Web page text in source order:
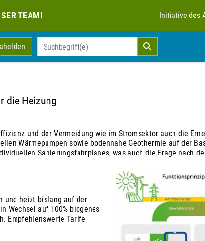
TEAM! Initiative des
die Heizung
und der Vermeidung wie im Stromsektor auch die
Wärmepumpen sowie bodennahe Geothermie auf der
Sanierungsfahrplanes, was auch die Frage nach
und heizt bislang auf der
Wechsel auf 100% biogenes
Empfehlenswerte Tarife